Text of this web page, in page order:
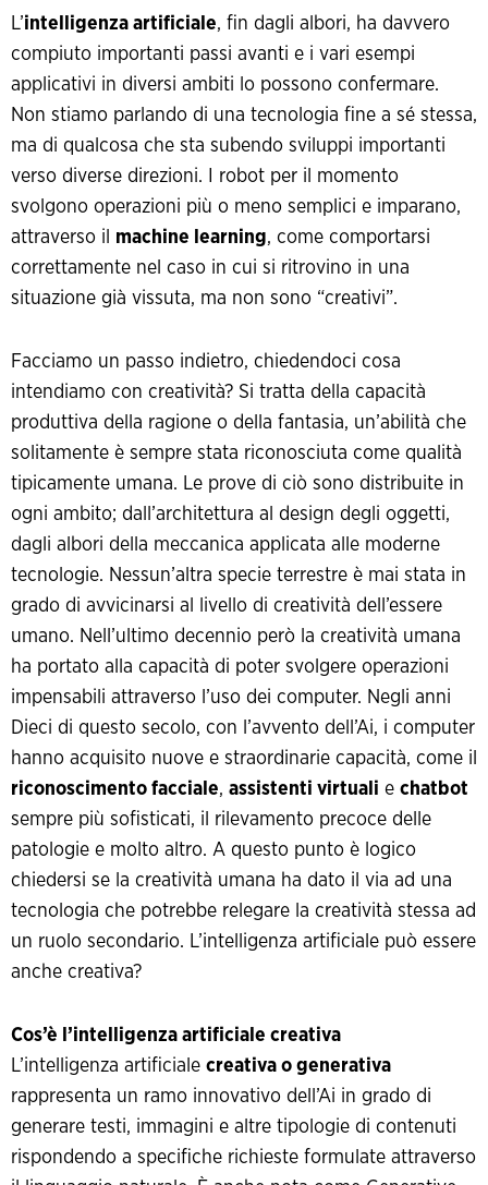
L’intelligenza artificiale, fin dagli albori, ha davvero
compiuto importanti passi avanti e i vari esempi
applicativi in diversi ambiti lo possono confermare.
Non stiamo parlando di una tecnologia fine a sé stessa,
ma di qualcosa che sta subendo sviluppi importanti
verso diverse direzioni. I robot per il momento
svolgono operazioni più o meno semplici e imparano,
attraverso il machine learning, come comportarsi
correttamente nel caso in cui si ritrovino in una
situazione già vissuta, ma non sono “creativi”.
Facciamo un passo indietro, chiedendoci cosa
intendiamo con creatività? Si tratta della capacità
produttiva della ragione o della fantasia, un’abilità che
solitamente è sempre stata riconosciuta come qualità
tipicamente umana. Le prove di ciò sono distribuite in
ogni ambito; dall’architettura al design degli oggetti,
dagli albori della meccanica applicata alle moderne
tecnologie. Nessun’altra specie terrestre è mai stata in
grado di avvicinarsi al livello di creatività dell’essere
umano. Nell’ultimo decennio però la creatività umana
ha portato alla capacità di poter svolgere operazioni
impensabili attraverso l’uso dei computer. Negli anni
Dieci di questo secolo, con l’avvento dell’Ai, i computer
hanno acquisito nuove e straordinarie capacità, come il
riconoscimento facciale, assistenti virtuali e chatbot
sempre più sofisticati, il rilevamento precoce delle
patologie e molto altro. A questo punto è logico
chiedersi se la creatività umana ha dato il via ad una
tecnologia che potrebbe relegare la creatività stessa ad
un ruolo secondario. L’intelligenza artificiale può essere
anche creativa?
Cos’è l’intelligenza artificiale creativa
L’intelligenza artificiale creativa o generativa
rappresenta un ramo innovativo dell’Ai in grado di
generare testi, immagini e altre tipologie di contenuti
rispondendo a specifiche richieste formulate attraverso